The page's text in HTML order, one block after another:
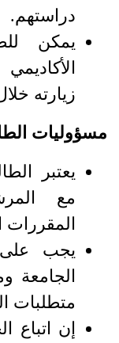
دراستهم.
يمكن
زيارته
مسؤوليات
يعتبر
مع
المقررات
يجب على
الجامعة
متطلبات
إن اتباع